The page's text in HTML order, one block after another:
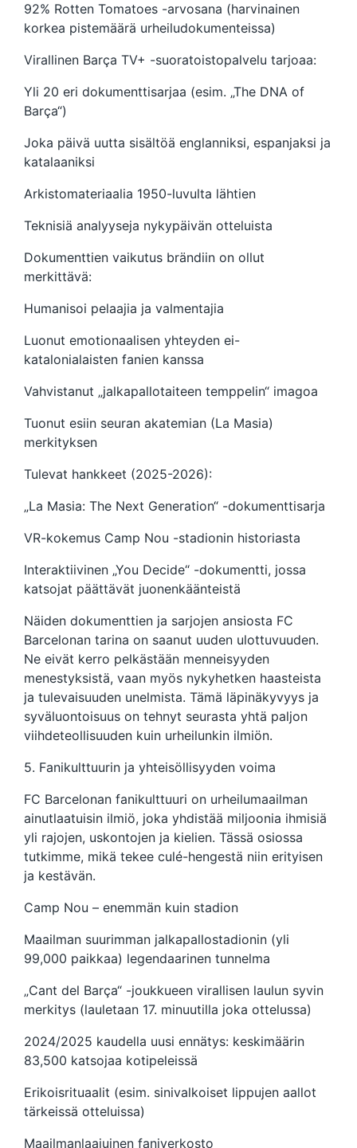
92% Rotten Tomatoes -arvosana (harvinainen
korkea pistemäärä urheiludokumenteissa)
Virallinen Barça TV+ -suoratoistopalvelu tarjoaa:
Yli 20 eri dokumenttisarjaa (esim. „The DNA of
Barça“)
Joka päivä uutta sisältöä englanniksi, espanjaksi ja
katalaaniksi
Arkistomateriaalia 1950-luvulta lähtien
Teknisiä analyyseja nykypäivän otteluista
Dokumenttien vaikutus brändiin on ollut
merkittävä:
Humanisoi pelaajia ja valmentajia
Luonut emotionaalisen yhteyden ei-
katalonialaisten fanien kanssa
Vahvistanut „jalkapallotaiteen temppelin“ imagoa
Tuonut esiin seuran akatemian (La Masia)
merkityksen
Tulevat hankkeet (2025-2026):
„La Masia: The Next Generation“ -dokumenttisarja
VR-kokemus Camp Nou -stadionin historiasta
Interaktiivinen „You Decide“ -dokumentti, jossa
katsojat päättävät juonenkäänteistä
Näiden dokumenttien ja sarjojen ansiosta FC
Barcelonan tarina on saanut uuden ulottuvuuden.
Ne eivät kerro pelkästään menneisyyden
menestyksistä, vaan myös nykyhetken haasteista
ja tulevaisuuden unelmista. Tämä läpinäkyvyys ja
syväluontoisuus on tehnyt seurasta yhtä paljon
viihdeteollisuuden kuin urheilunkin ilmiön.
5. Fanikulttuurin ja yhteisöllisyyden voima
FC Barcelonan fanikulttuuri on urheilumaailman
ainutlaatuisin ilmiö, joka yhdistää miljoonia ihmisiä
yli rajojen, uskontojen ja kielien. Tässä osiossa
tutkimme, mikä tekee culé-hengestä niin erityisen
ja kestävän.
Camp Nou – enemmän kuin stadion
Maailman suurimman jalkapallostadionin (yli
99,000 paikkaa) legendaarinen tunnelma
„Cant del Barça“ -joukkueen virallisen laulun syvin
merkitys (lauletaan 17. minuutilla joka ottelussa)
2024/2025 kaudella uusi ennätys: keskimäärin
83,500 katsojaa kotipeleissä
Erikoisrituaalit (esim. sinivalkoiset lippujen aallot
tärkeissä otteluissa)
Maailmanlaajuinen faniverkosto